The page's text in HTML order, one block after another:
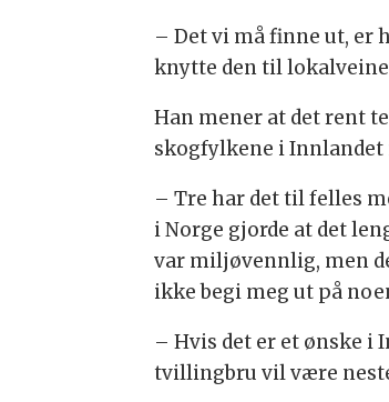
– Det vi må finne ut, er
knytte den til
Han mener at det rent
skogfylkene i
– Tre har det til felles
i Norge gjorde at det
var miljøvennlig, men
ikke begi meg ut på
– Hvis det er et ønske i
tvillingbru vil være